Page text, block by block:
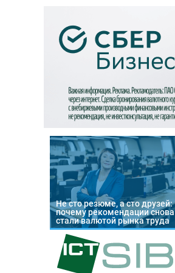
Не сто резюме, а сто друзей:
почему рекомендации снова
стали валютой рынка труда